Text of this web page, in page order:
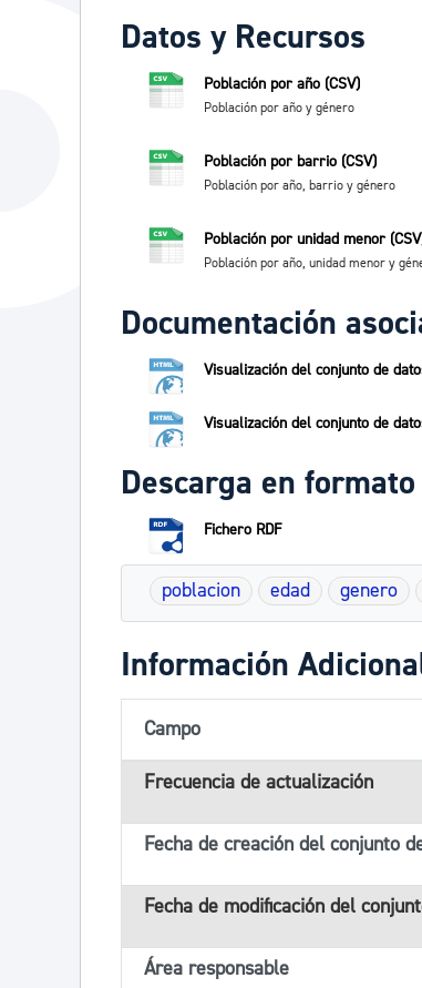
Datos y Recursos
Población por año (CSV)
Población por año y género
Población por barrio (CSV)
Población por año, barrio y género
Población por unidad menor
Población por año, unidad menor y
Documentación
Visualización del conjunto de
Visualización del conjunto de
Descarga en formato
Fichero RDF
poblacion edad genero
Información
Campo
Frecuencia de actualización
Fecha de creación del conjunto
Fecha de modificación del
Área responsable